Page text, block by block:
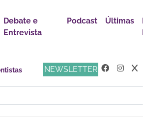
Debate e
Entrevista
Podcast Últimas
NEWSLETTER